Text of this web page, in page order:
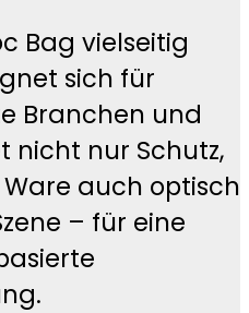
Bag vielseitig
sich für
Branchen und
nicht nur Schutz,
auch optisch
– für eine